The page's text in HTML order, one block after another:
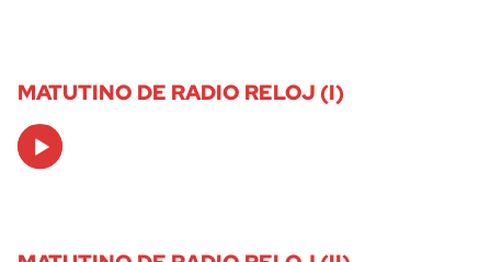
MATUTINO DE RADIO RELOJ (I)
Audio
Player